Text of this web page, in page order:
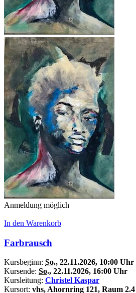
Anmeldung möglich
In den Warenkorb
Farbrausch
Kursbeginn: So., 22.11.2026, 10:00 Uhr
Kursende: So., 22.11.2026, 16:00 Uhr
Kursleitung: Christel Kaspar
Kursort: vhs, Ahornring 121, Raum 2.4